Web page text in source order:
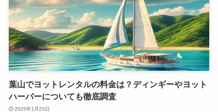
葉山でヨットレンタルの料金は？ディンギーやヨット
ハーバーについても徹底調査
2025年1月23日